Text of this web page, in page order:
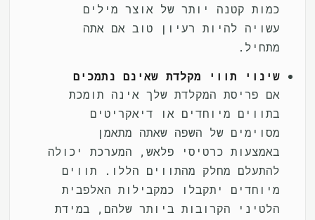
כמות קטנה יותר של אוצר מילים
עשויה להיות רעיון טוב אם אתה
מתחיל.
שינוי תווי מקלדת שאינם נתמכים
אם פריסת המקלדת שלך אינה תומכת
בתווים מיוחדים או דיאקריטים
מסוימים של השפה שאתה מתאמן
באמצעות כרטיסי פלאש, המערכת יכולה
להתעלם מחלק מהתווים הללו. תווים
מיוחדים יתקבלו כמקבילות האלפבית
הלטיני הקרובות ביותר שלהם, במידת